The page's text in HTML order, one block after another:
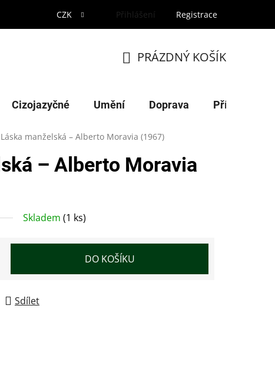
CZK Přihlášení Registrace
KOŠÍK
PRÁZDNÝ KOŠÍK
Cizojazyčné Umění Doprava Příroda
Láska manželská – Alberto Moravia (1967)
– Alberto Moravia
Skladem (1 ks)
DO KOŠÍKU
Sdílet